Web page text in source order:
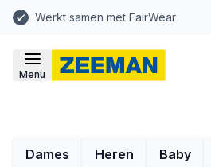
Werkt samen met FairWear
Menu
Dames Heren Baby